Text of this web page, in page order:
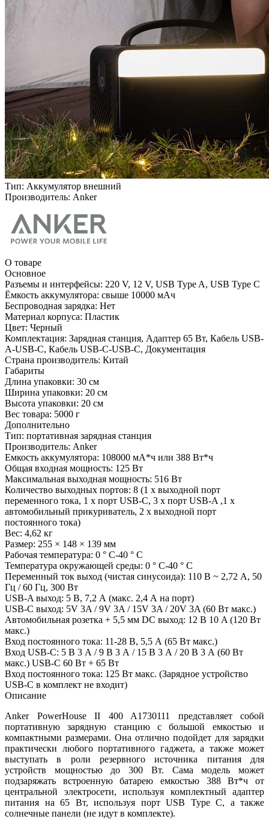
Тип: Аккумулятор внешний
Производитель: Anker
О товаре
Основное
Разъемы и интерфейсы: 220 V, 12 V, USB Type A, USB Type C
Ёмкость аккумулятора: свыше 10000 мАч
Беспроводная зарядка: Нет
Материал корпуса: Пластик
Цвет: Черный
Комплектация: Зарядная станция, Адаптер 65 Вт, Кабель USB-
A-USB-C, Кабель USB-C-USB-C, Документация
Страна производитель: Китай
Габариты
Длина упаковки: 30 см
Ширина упаковки: 20 см
Высота упаковки: 20 см
Вес товара: 5000 г
Дополнительно
Тип: портативная зарядная станция
Производитель: Anker
Емкость аккумулятора: 108000 мА*ч или 388 Вт*ч
Общая входная мощность: 125 Вт
Максимальная выходная мощность: 516 Вт
Количество выходных портов: 8 (1 x выходной порт
переменного тока, 1 x порт USB-C, 3 x порт USB-A ,1 x
автомобильный прикуриватель, 2 x выходной порт
постоянного тока)
Вес: 4,62 кг
Размер: 255 × 148 × 139 мм
Рабочая температура: 0 ° C-40 ° C
Температура окружающей среды: 0 ° C-40 ° C
Переменный ток выход (чистая синусоида): 110 В ~ 2,72 А, 50
Гц / 60 Гц, 300 Вт
USB-A выход: 5 В, 7,2 А (макс. 2,4 А на порт)
USB-C выход: 5V 3A / 9V 3A / 15V 3A / 20V 3A (60 Вт макс.)
Автомобильная розетка + 5,5 мм DC выход: 12 В 10 A (120 Вт
макс.)
Вход постоянного тока: 11-28 В, 5,5 А (65 Вт макс.)
Вход USB-C: 5 В 3 А / 9 В 3 А / 15 В 3 А / 20 В 3 А (60 Вт
макс.) USB-C 60 Вт + 65 Вт
Вход постоянного тока: 125 Вт макс. (Зарядное устройство
USB-C в комплект не входит)
Описание
Anker PowerHouse II 400 A1730111 представляет собой
портативную зарядную станцию с большой емкостью и
компактными размерами. Она отлично подойдет для зарядки
практически любого портативного гаджета, а также может
выступать в роли резервного источника питания для
устройств мощностью до 300 Вт. Сама модель может
подзаряжать встроенную батарею емкостью 388 Вт*ч от
центральной электросети, используя комплектный адаптер
питания на 65 Вт, используя порт USB Type C, а также
солнечные панели (не идут в комплекте).